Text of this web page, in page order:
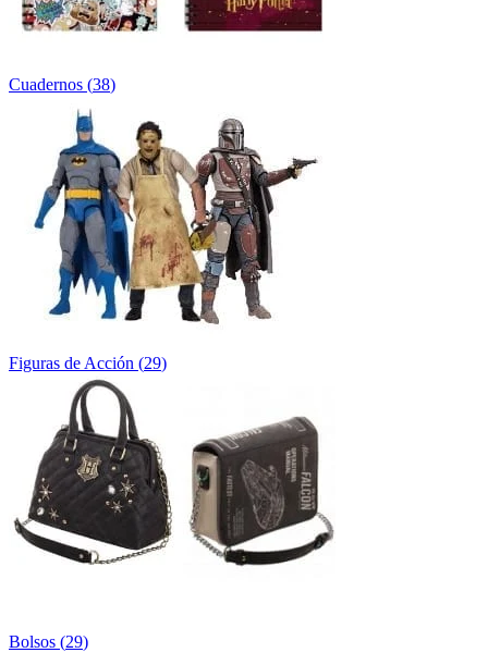
Cuadernos (38)
Figuras de Acción (29)
Bolsos (29)